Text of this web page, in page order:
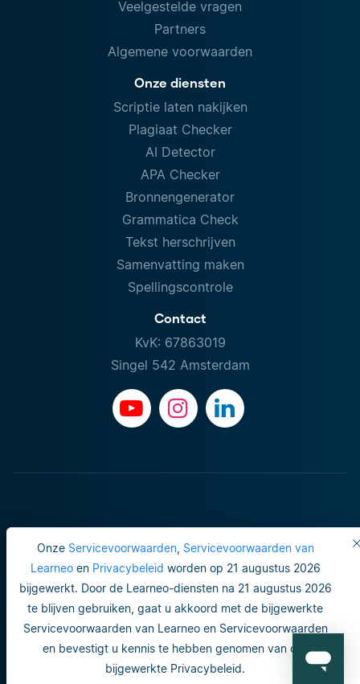
Onze Servicevoorwaarden, Servicevoorwaarden van
Learneoen Privacybeleid worden op 21 augustus 2026
bijgewerkt. Door de Learneo-diensten na 21 augustus 2026
te blijven gebruiken, gaat u akkoord met de bijgewerkte
Servicevoorwaarden van Learneo en Servicevoorwaarden
en bevestigt u kennis te hebben genomen van ons
bijgewerkte Privacybeleid.
Veelgestelde vragen
Partners
Algemene voorwaarden
Onze diensten
Scriptie laten nakijken
Plagiaat Checker
AI Detector
APA Checker
Bronnengenerator
Grammatica Check
Tekst herschrijven
Samenvatting maken
Spellingscontrole
Contact
KvK: 67863019
Singel 542 Amsterdam
Gebruiksvoorwaarden
Do not sell or share my personal info
Veiligheid en privacy